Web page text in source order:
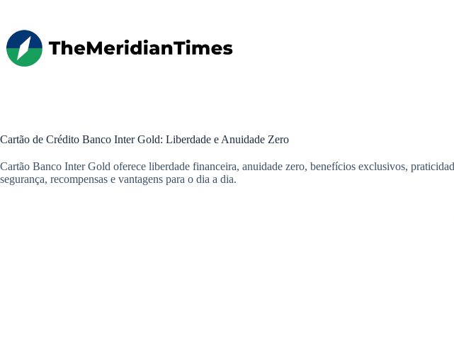
conteúdo
Cartão de Crédito Banco Inter Gold: Liberdade e Anuidade Zero
Cartão Banco Inter Gold oferece liberdade financeira, anuidade zero, benefícios exclusivos,
segurança, recompensas e vantagens para o dia a dia.